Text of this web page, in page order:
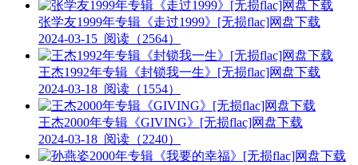
张学友1999年专辑《走过1999》[无损flac]网盘下载
2024-03-15 阅读（2564）
王杰1992年专辑《封锁我一生》[无损flac]网盘下载
2024-03-18 阅读（1554）
王杰2000年专辑《GIVING》[无损flac]网盘下载
2024-03-18 阅读（2240）